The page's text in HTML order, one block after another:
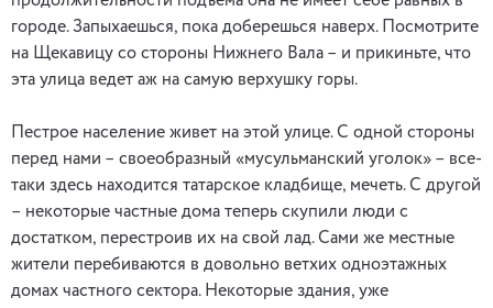
городе. Запыхаешься, пока доберешься наверх. Посмотрите
на Щекавицу со стороны Нижнего Вала – и прикиньте, что
эта улица ведет аж на самую верхушку горы.
Пестрое население живет на этой улице. С одной стороны
перед нами – своеобразный «мусульманский уголок» – все-
таки здесь находится татарское кладбище, мечеть. С другой
– некоторые частные дома теперь скупили люди с
достатком, перестроив их на свой лад. Сами же местные
жители перебиваются в довольно ветхих одноэтажных
домах частного сектора. Некоторые здания, уже